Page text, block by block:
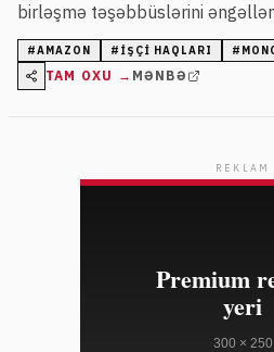
birləşmə təşəbbüslərini
monopsoniya gücündən sui-
işçiləri sıx nəzarət altında
onların hüquqlarını
#AMAZON # IŞÇI HAQLARI #
TAM OXU → MƏNBƏ
REKLAM